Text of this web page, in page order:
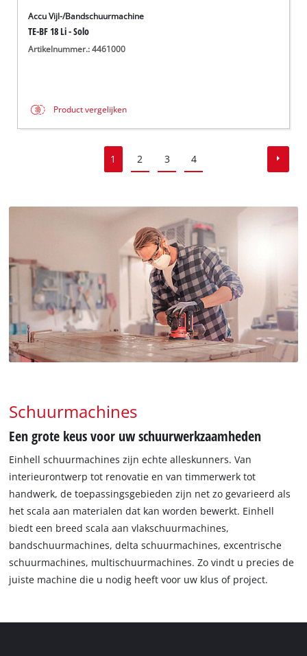
Accu Vijl-/Bandschuurmachine
TE-BF 18 Li - Solo
Artikelnummer.: 4461000
Product vergelijken
1 2 3 4
Schuurmachines
Een grote keus voor uw schuurwerkzaamheden
Einhell schuurmachines zijn echte alleskunners. Van
interieurontwerp tot renovatie en van timmerwerk tot
handwerk, de toepassingsgebieden zijn net zo gevarieerd als
het scala aan materialen dat kan worden bewerkt. Einhell
biedt een breed scala aan vlakschuurmachines,
bandschuurmachines, delta schuurmachines, excentrische
schuurmachines, multischuurmachines. Zo vindt u precies de
juiste machine die u nodig heeft voor uw klus of project.